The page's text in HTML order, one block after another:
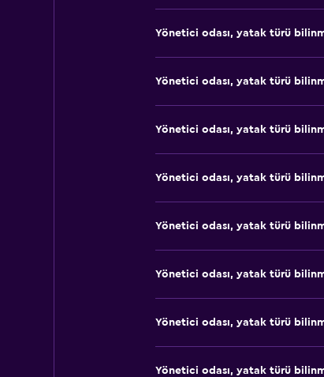
Yönetici odası, yatak türü
Yönetici odası, yatak türü
Yönetici odası, yatak türü
Yönetici odası, yatak türü
Yönetici odası, yatak türü
Yönetici odası, yatak türü
Yönetici odası, yatak türü
Yönetici odası, yatak türü